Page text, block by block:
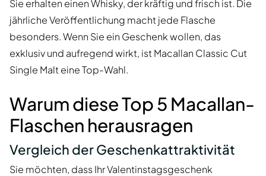
Sie erhalten einen Whisky, der kräftig und frisch ist. Die
jährliche Veröffentlichung macht jede Flasche
besonders. Wenn Sie ein Geschenk wollen, das
exklusiv und aufregend wirkt, ist Macallan Classic Cut
Single Malt eine Top-Wahl.
Warum diese Top 5 Macallan-
Flaschen herausragen
Vergleich der Geschenkattraktivität
Sie möchten, dass Ihr Valentinstagsgeschenk